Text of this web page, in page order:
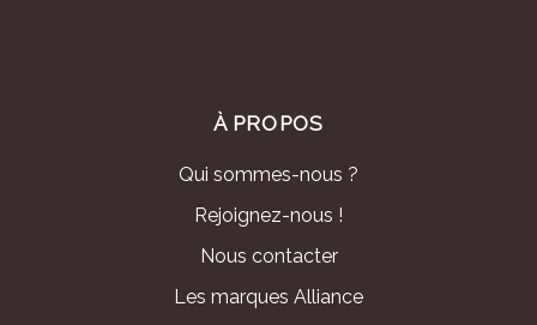
À PROPOS
Qui sommes-nous ?
Rejoignez-nous !
Nous contacter
Les marques Alliance